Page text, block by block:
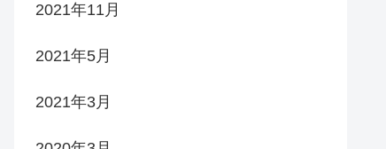
2021年11月
2021年5月
2021年3月